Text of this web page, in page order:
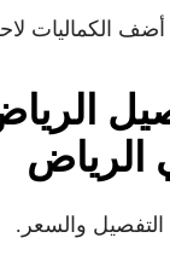
أضف الكماليات
والسعر.